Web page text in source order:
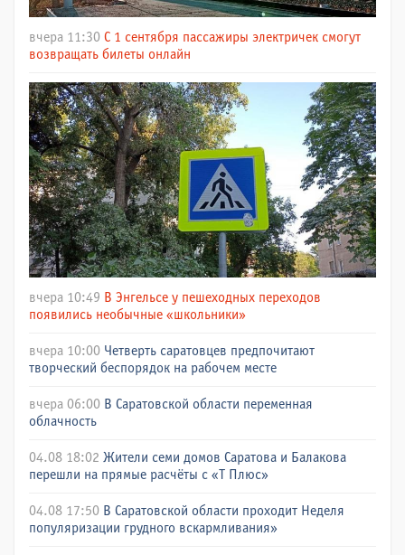
вчера 11:30 С 1 сентября пассажиры электричек смогут
возвращать билеты онлайн
вчера 10:49 В Энгельсе у пешеходных переходов
появились необычные «школьники»
вчера 10:00 Четверть саратовцев предпочитают
творческий беспорядок на рабочем месте
вчера 06:00 В Саратовской области переменная
облачность
04.08 18:02 Жители семи домов Саратова и Балакова
перешли на прямые расчёты с «Т Плюс»
04.08 17:50 В Саратовской области проходит Неделя
популяризации грудного вскармливания»